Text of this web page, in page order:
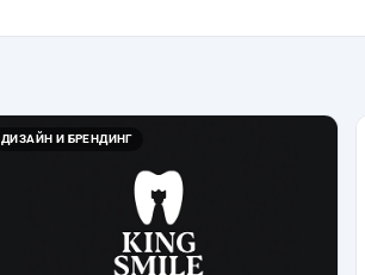
ДИЗАЙН И БРЕНДИНГ